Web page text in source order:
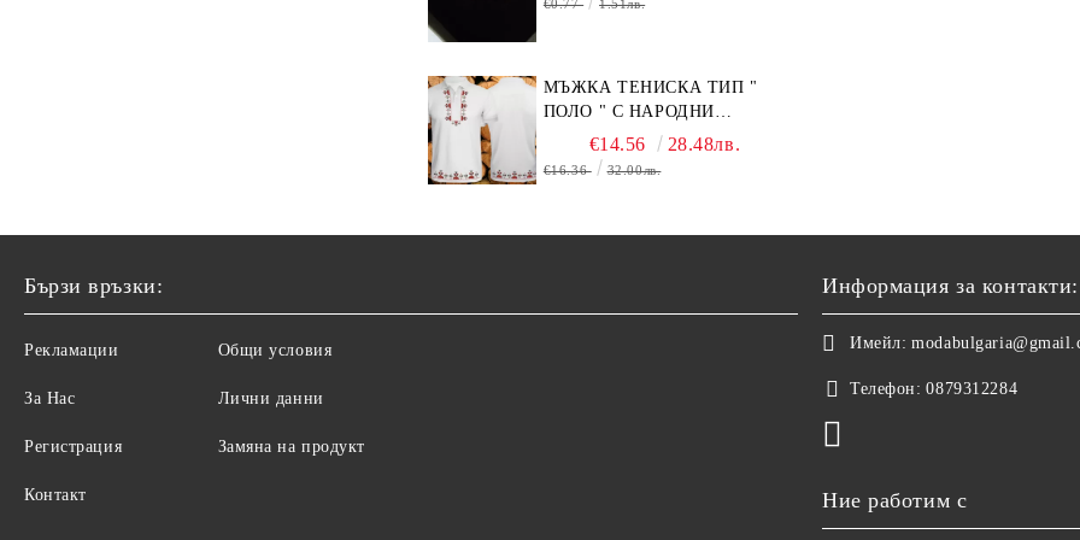
€0.77 1.51лв.
МЪЖКА ТЕНИСКА ТИП "
ПОЛО " С НАРОДНИ
МОТИВИ.€14.56 28.48лв.
€16.36 32.00лв.
Бързи връзки:
Рекламации
За Нас
Регистрация
Контакт
Общи условия
Лични данни
Замяна на продукт
Информация за контакти:
Имейл:
Телефон: 0879312284
Ние работим с